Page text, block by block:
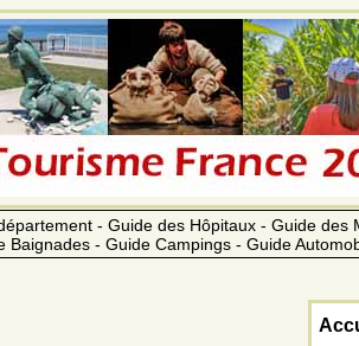
- Guide des Hôpitaux - Guide
Baignades - Guide Campings - Guide